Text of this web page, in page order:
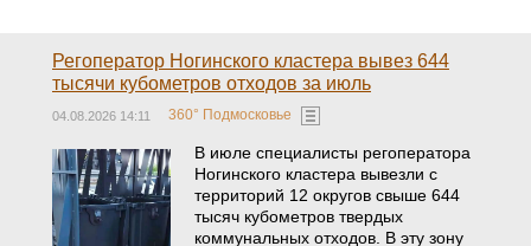
Регоператор Ногинского кластера вывез 644
тысячи кубометров отходов за июль
04.08.2026 14:11 360° Подмосковье
В июле специалисты регоператора
Ногинского кластера вывезли с
территорий 12 округов свыше 644
тысяч кубометров твердых
коммунальных отходов. В эту зону